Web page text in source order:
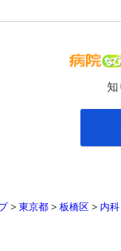
知
> 東京都 > 板橋区 > 内科